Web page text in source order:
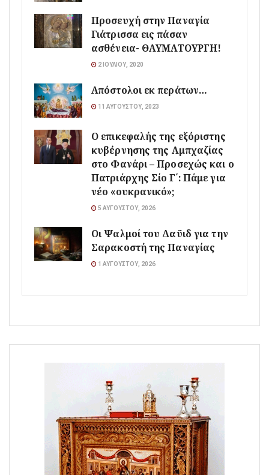
Προσευχή στην Παναγία
Γιάτρισσα εις πάσαν
ασθένεια- ΘΑΥΜΑΤΟΥΡΓΗ!
2 ΙΟΥΛΊΟΥ, 2020
Απόστολοι εκ περάτων…
11 ΑΥΓΟΎΣΤΟΥ, 2023
Ο επικεφαλής της εξόριστης
κυβέρνησης της Αμπχαζίας
στο Φανάρι – Προσεχώς και ο
Πατριάρχης Σίο Γ΄: Πάμε για
νέο «ουκρανικό»;
5 ΑΥΓΟΎΣΤΟΥ, 2026
Οι Ψαλμοί του Δαϋιδ για την
Σαρακοστή της Παναγίας
1 ΑΥΓΟΎΣΤΟΥ, 2026